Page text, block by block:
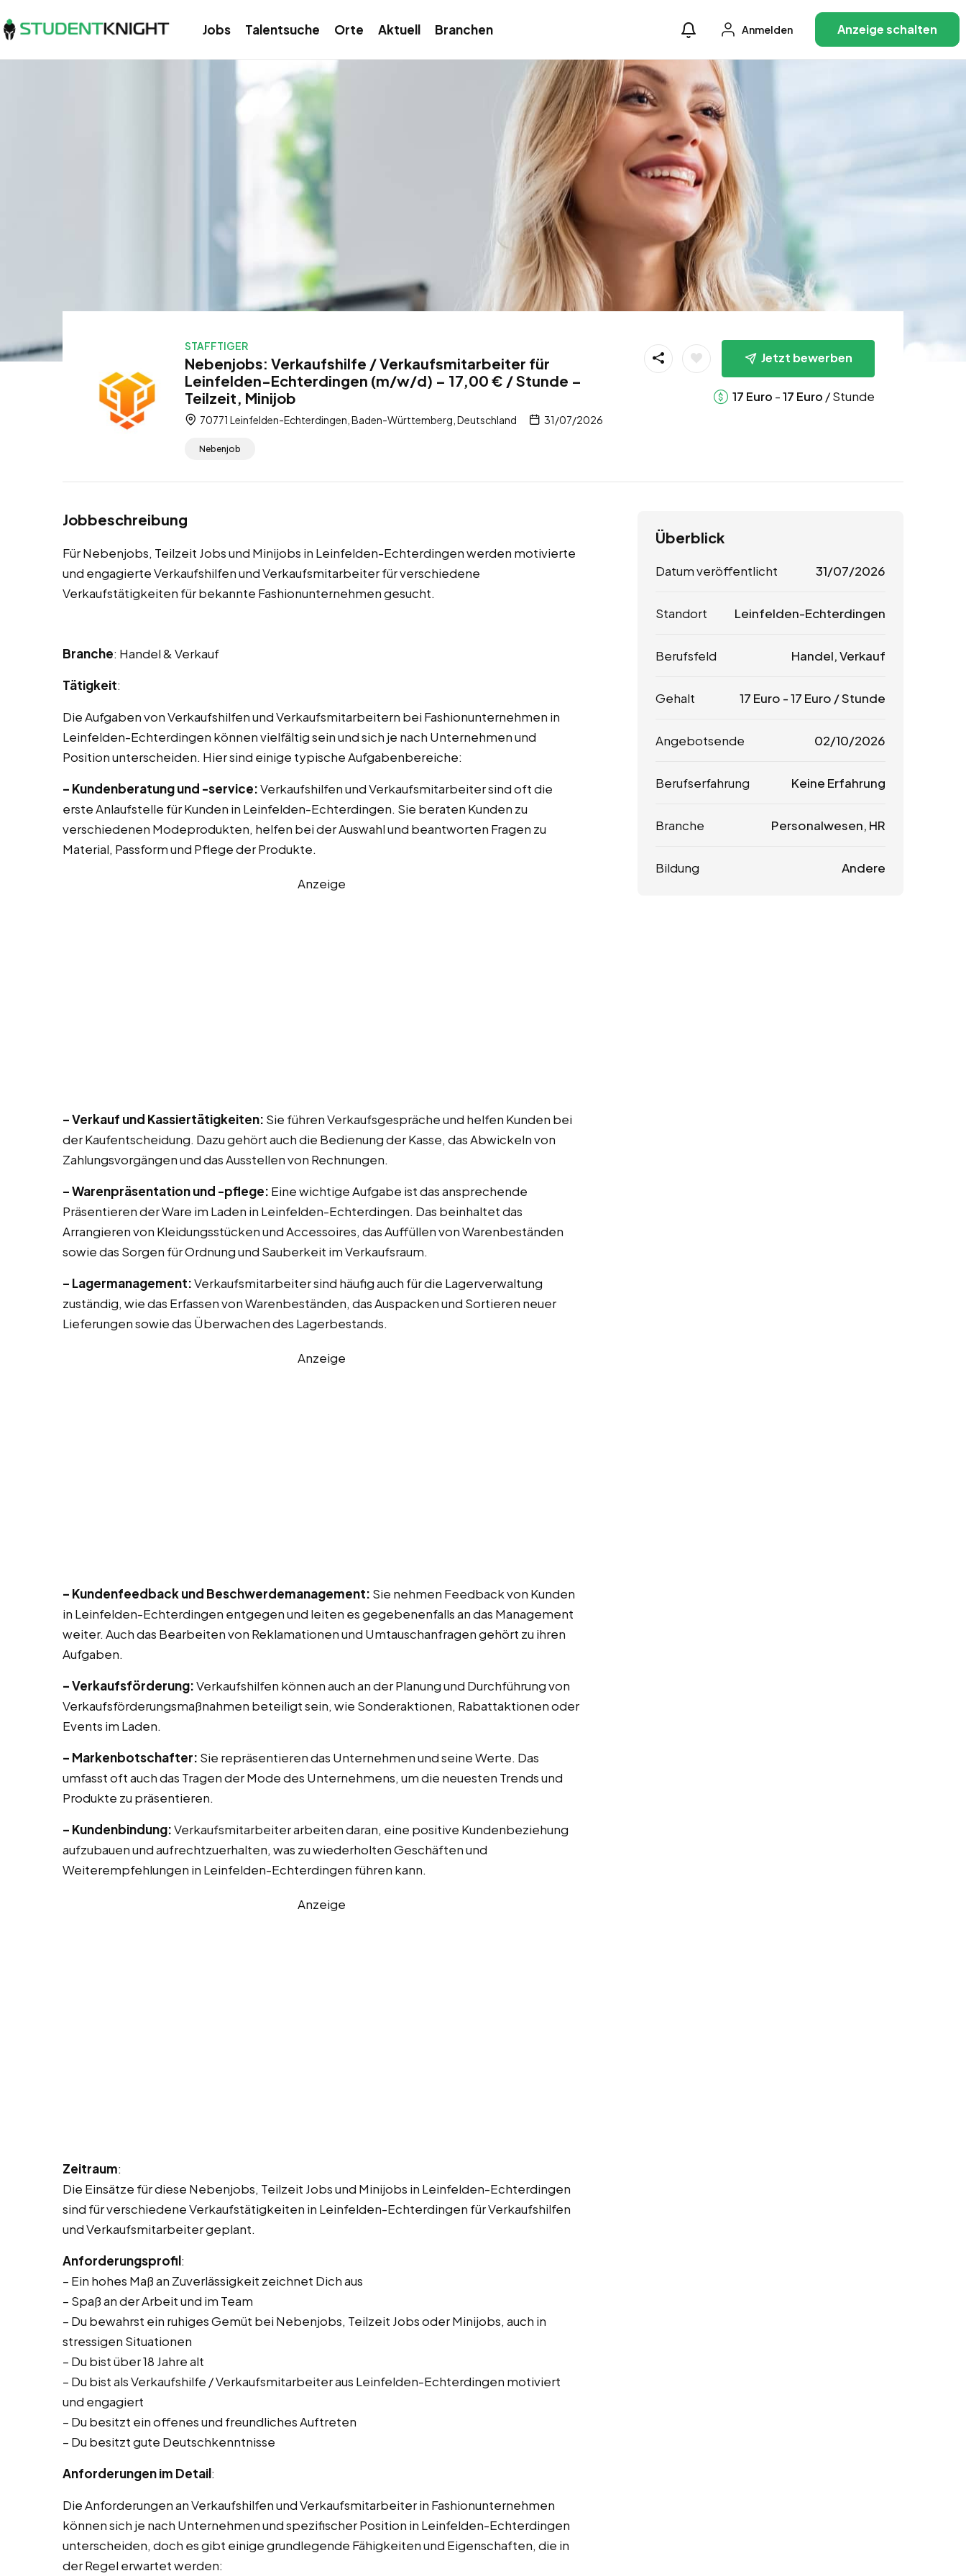
Jobs Talentsuche Orte Aktuell Branchen Anmelden Anzeige schalten
STAFFTIGER
Nebenjobs: Verkaufshilfe / Verkaufsmitarbeiter für
Leinfelden-Echterdingen (m/w/d) – 17,00 € / Stunde –
Teilzeit, Minijob
70771 Leinfelden-Echterdingen, Baden-Württemberg, Deutschland 31/07/2026
Nebenjob
Jetzt bewerben
17 Euro -17 Euro / Stunde
Jobbeschreibung
Für Nebenjobs, Teilzeit Jobs und Minijobs in Leinfelden-Echterdingen werden motivierte
und engagierte Verkaufshilfen und Verkaufsmitarbeiter für verschiedene
Verkaufstätigkeiten für bekannte Fashionunternehmen gesucht.
Branche: Handel & Verkauf
Tätigkeit:
Die Aufgaben von Verkaufshilfen und Verkaufsmitarbeitern bei Fashionunternehmen in
Leinfelden-Echterdingen können vielfältig sein und sich je nach Unternehmen und
Position unterscheiden. Hier sind einige typische Aufgabenbereiche:
– Kundenberatung und -service:Verkaufshilfen und Verkaufsmitarbeiter sind oft die
erste Anlaufstelle für Kunden in Leinfelden-Echterdingen. Sie beraten Kunden zu
verschiedenen Modeprodukten, helfen bei der Auswahl und beantworten Fragen zu
Material, Passform und Pflege der Produkte.
Anzeige
– Verkauf und Kassiertätigkeiten: Sie führen Verkaufsgespräche und helfen Kunden bei
der Kaufentscheidung. Dazu gehört auch die Bedienung der Kasse, das Abwickeln von
Zahlungsvorgängen und das Ausstellen von Rechnungen.
– Warenpräsentation und -pflege: Eine wichtige Aufgabe ist das ansprechende
Präsentieren der Ware im Laden in Leinfelden-Echterdingen. Das beinhaltet das
Arrangieren von Kleidungsstücken und Accessoires, das Auffüllen von Warenbeständen
sowie das Sorgen für Ordnung und Sauberkeit im Verkaufsraum.
– Lagermanagement:Verkaufsmitarbeiter sind häufig auch für die Lagerverwaltung
zuständig, wie das Erfassen von Warenbeständen, das Auspacken und Sortieren neuer
Lieferungen sowie das Überwachen des Lagerbestands.
Anzeige
– Kundenfeedback und Beschwerdemanagement: Sie nehmen Feedback von Kunden
in Leinfelden-Echterdingen entgegen und leiten es gegebenenfalls an das Management
weiter. Auch das Bearbeiten von Reklamationen und Umtauschanfragen gehört zu ihren
Aufgaben.
– Verkaufsförderung:Verkaufshilfen können auch an der Planung und Durchführung von
Verkaufsförderungsmaßnahmen beteiligt sein, wie Sonderaktionen, Rabattaktionen oder
Events im Laden.
– Markenbotschafter: Sie repräsentieren das Unternehmen und seine Werte. Das
umfasst oft auch das Tragen der Mode des Unternehmens, um die neuesten Trends und
Produkte zu präsentieren.
– Kundenbindung:Verkaufsmitarbeiter arbeiten daran, eine positive Kundenbeziehung
aufzubauen und aufrechtzuerhalten, was zu wiederholten Geschäften und
Weiterempfehlungen in Leinfelden-Echterdingen führen kann.
Anzeige
Zeitraum:
Die Einsätze für diese Nebenjobs, Teilzeit Jobs und Minijobs in Leinfelden-Echterdingen
sind für verschiedene Verkaufstätigkeiten in Leinfelden-Echterdingen für Verkaufshilfen
und Verkaufsmitarbeiter geplant.
Anforderungsprofil:
– Ein hohes Maß an Zuverlässigkeit zeichnet Dich aus
– Spaß an der Arbeit und im Team
– Du bewahrst ein ruhiges Gemüt bei Nebenjobs, Teilzeit Jobs oder Minijobs, auch in
stressigen Situationen
– Du bist über 18 Jahre alt
– Du bist als Verkaufshilfe / Verkaufsmitarbeiter aus Leinfelden-Echterdingen motiviert
und engagiert
– Du besitzt ein offenes und freundliches Auftreten
– Du besitzt gute Deutschkenntnisse
Anforderungen im Detail:
Die Anforderungen an Verkaufshilfen und Verkaufsmitarbeiter in Fashionunternehmen
können sich je nach Unternehmen und spezifischer Position in Leinfelden-Echterdingen
unterscheiden, doch es gibt einige grundlegende Fähigkeiten und Eigenschaften, die in
der Regel erwartet werden:
Überblick
Datum veröffentlicht 31/07/2026
Standort Leinfelden-Echterdingen
Berufsfeld Handel, Verkauf
Gehalt 17 Euro -17 Euro / Stunde
Angebotsende 02/10/2026
Berufserfahrung Keine Erfahrung
Branche Personalwesen, HR
Bildung Andere